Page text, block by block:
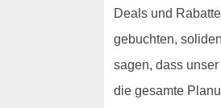
Deals und
gebuchten,
sagen, dass
die gesamte